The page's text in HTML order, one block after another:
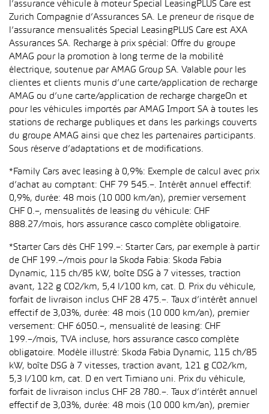
l’assurance véhicule à moteur Special LeasingPLUS Care est
Zurich Compagnie d’Assurances SA. Le preneur de risque de
l’assurance mensualités Special LeasingPLUS Care est AXA
Assurances SA. Recharge à prix spécial: Offre du groupe
AMAG pour la promotion à long terme de la mobilité
électrique, soutenue par AMAG Group SA. Valable pour les
clientes et clients munis d’une carte/application de recharge
AMAG ou d’une carte/application de recharge chargeOn et
pour les véhicules importés par AMAG Import SA à toutes les
stations de recharge publiques et dans les parkings couverts
du groupe AMAG ainsi que chez les partenaires participants.
Sous réserve d’adaptations et de modifications.
*Family Cars avec leasing à 0,9%: Exemple de calcul avec prix
d’achat au comptant: CHF 79 545.–. Intérêt annuel effectif:
0,9%, durée: 48 mois (10 000 km/an), premier versement
CHF 0.–, mensualités de leasing du véhicule: CHF
888.27/mois, hors assurance casco complète obligatoire.
*Starter Cars dès CHF 199.–: Starter Cars, par exemple à partir
de CHF 199.–/mois pour la Skoda Fabia: Skoda Fabia
Dynamic, 115 ch/85 kW, boîte DSG à 7 vitesses, traction
avant, 122 g CO2/km, 5,4 l/100 km, cat. D. Prix du véhicule,
forfait de livraison inclus CHF 28 475.–. Taux d’intérêt annuel
effectif de 3,03%, durée: 48 mois (10 000 km/an), premier
versement: CHF 6050.–, mensualité de leasing: CHF
199.–/mois, TVA incluse, hors assurance casco complète
obligatoire. Modèle illustré: Skoda Fabia Dynamic, 115 ch/85
kW, boîte DSG à 7 vitesses, traction avant, 121 g CO2/km,
5,3 l/100 km, cat. D en vert Timiano uni. Prix du véhicule,
forfait de livraison inclus CHF 28 780.–. Taux d’intérêt annuel
effectif de 3,03%, durée: 48 mois (10 000 km/an), premier